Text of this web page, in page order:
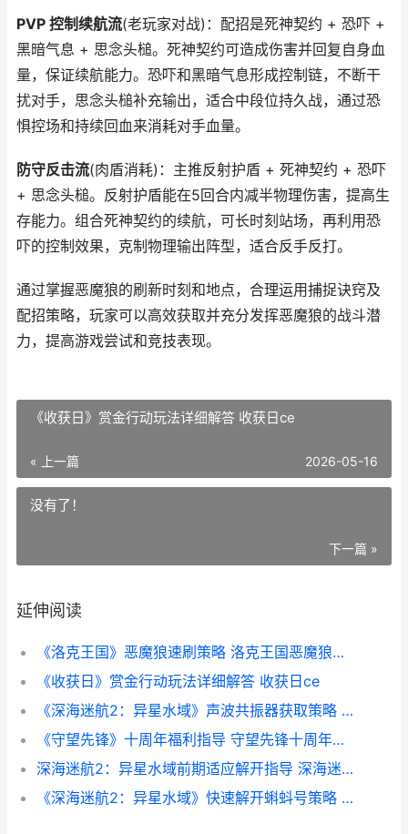
PVP 控制续航流(老玩家对战)：配招是死神契约 + 恐吓 +
黑暗气息 + 思念头槌。死神契约可造成伤害并回复自身血
量，保证续航能力。恐吓和黑暗气息形成控制链，不断干
扰对手，思念头槌补充输出，适合中段位持久战，通过恐
惧控场和持续回血来消耗对手血量。
防守反击流(肉盾消耗)：主推反射护盾 + 死神契约 + 恐吓
+ 思念头槌。反射护盾能在5回合内减半物理伤害，提高生
存能力。组合死神契约的续航，可长时刻站场，再利用恐
吓的控制效果，克制物理输出阵型，适合反手反打。
通过掌握恶魔狼的刷新时刻和地点，合理运用捕捉诀窍及
配招策略，玩家可以高效获取并充分发挥恶魔狼的战斗潜
力，提高游戏尝试和竞技表现。
《收获日》赏金行动玩法详细解答 收获日ce
« 上一篇 2026-05-16
没有了！
下一篇 »
延伸阅读
《洛克王国》恶魔狼速刷策略 洛克王国恶魔狼技能搭配
《收获日》赏金行动玩法详细解答 收获日ce
《深海迷航2：异星水域》声波共振器获取策略 深海迷航2下载入口
《守望先锋》十周年福利指导 守望先锋十周年线下
深海迷航2：异星水域前期适应解开指导 深海迷航2怎么触发剧情
《深海迷航2：异星水域》快速解开蝌蚪号策略 深海迷航2下载安装免费